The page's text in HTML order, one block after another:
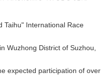
Taihu" International Race
Wuzhong District of Suzhou,
expected participation of over